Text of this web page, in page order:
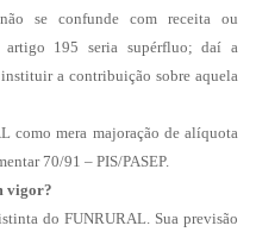
se confunde com receita ou
195 seria supérfluo; daí a
a contribuição sobre aquela
como mera majoração de alíquota
70/91 – PIS/PASEP.
vigor?
do FUNRURAL. Sua previsão